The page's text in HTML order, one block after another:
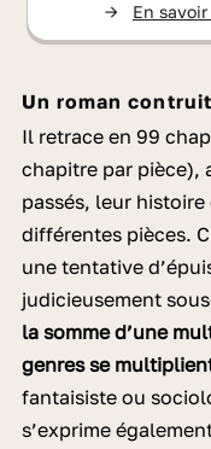
-> En
Un roman
Il retrace en 99
chapitre par pièce),
passés, leur
différentes pièces.
une tentative
judicieusement
la somme d’une
genres se
fantaisiste ou
s’exprime